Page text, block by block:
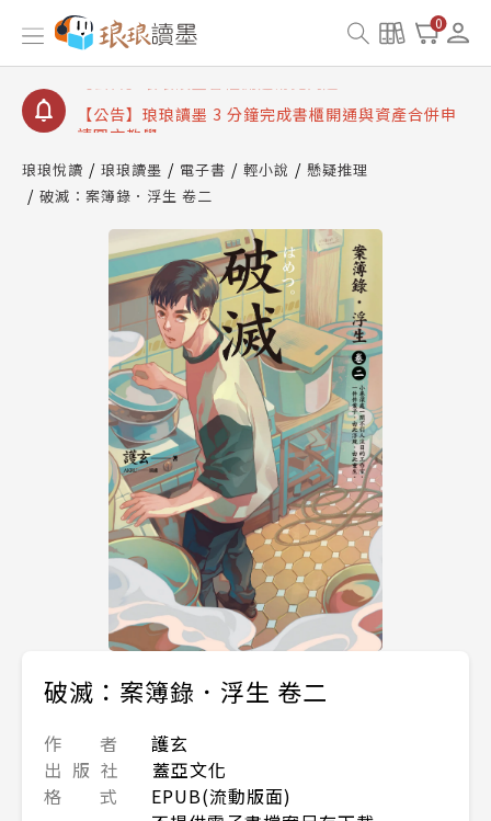
0
【公告】琅琅讀墨數位閱讀資產合併與書櫃開通申請
【公告】琅琅讀墨書櫃開通常見問題
請圖文教學
查詢
【公告】琅琅讀墨數位閱讀資產合併與書櫃開通申請
琅琅悅讀 琅琅讀墨 電子書 輕小說
懸疑推理
破滅：案簿錄．浮生 卷二
破滅：案簿錄．浮生 卷二
作 者
護玄
出 版 社
蓋亞文化
格 式
EPUB(流動版面)